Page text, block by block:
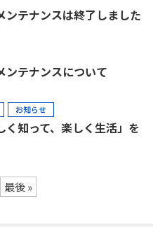
ンテナンスは終了しました
ンテナンスについて
お知らせ
知って、楽しく生活」を
最後 »